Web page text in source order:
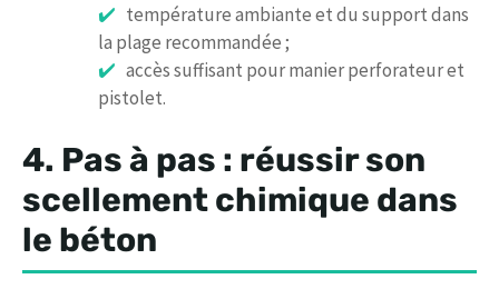
température ambiante et du support dans
la plage recommandée ;
accès suffisant pour manier perforateur et
pistolet.
4. Pas à pas : réussir son
scellement chimique dans
le béton